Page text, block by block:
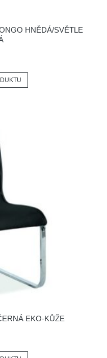
HNĚDÁ/SVĚTLE
EKO-KŮŽE